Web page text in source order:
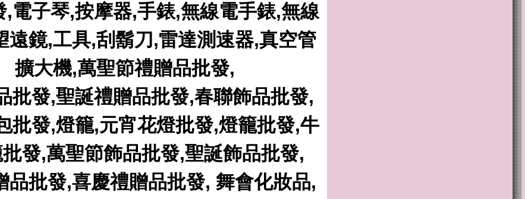
,電子琴,按摩器,手錶,無線電手錶,無線
遠鏡,工具,刮鬍刀,雷達測速器,真空管
擴大機,萬聖節禮贈品批發,
批發,聖誕禮贈品批發,春聯飾品批發,
批發,燈籠,元宵花燈批發,燈籠批發,牛
發,萬聖節飾品批發,聖誕飾品批發,
品批發,喜慶禮贈品批發, 舞會化妝品,